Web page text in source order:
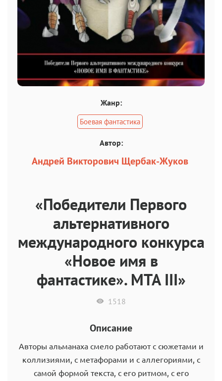
Жанр:
Боевая фантастика
Автор:
Андрей Викторович Щербак-Жуков
«Победители Первого
альтернативного
международного конкурса
«Новое имя в
фантастике». МТА III»
1518
Описание
Авторы альманаха смело работают с сюжетами и
коллизиями, с метафорами и с аллегориями, с
самой формой текста, с его ритмом, с его